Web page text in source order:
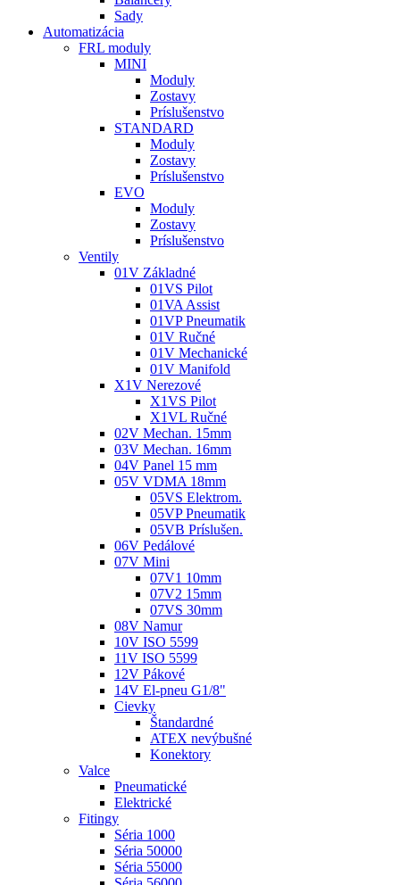
Sady
Automatizácia
FRL moduly
MINI
Moduly
Zostavy
Príslušenstvo
STANDARD
Moduly
Zostavy
Príslušenstvo
EVO
Moduly
Zostavy
Príslušenstvo
Ventily
01V Základné
01VS Pilot
01VA Assist
01VP Pneumatik
01V Ručné
01V Mechanické
01V Manifold
X1V Nerezové
X1VS Pilot
X1VL Ručné
02V Mechan. 15mm
03V Mechan. 16mm
04V Panel 15 mm
05V VDMA 18mm
05VS Elektrom.
05VP Pneumatik
05VB Príslušen.
06V Pedálové
07V Mini
07V1 10mm
07V2 15mm
07VS 30mm
08V Namur
10V ISO 5599
11V ISO 5599
12V Pákové
14V El-pneu G1/8"
Cievky
Štandardné
ATEX nevýbušné
Konektory
Valce
Pneumatické
Elektrické
Fitingy
Séria 1000
Séria 50000
Séria 55000